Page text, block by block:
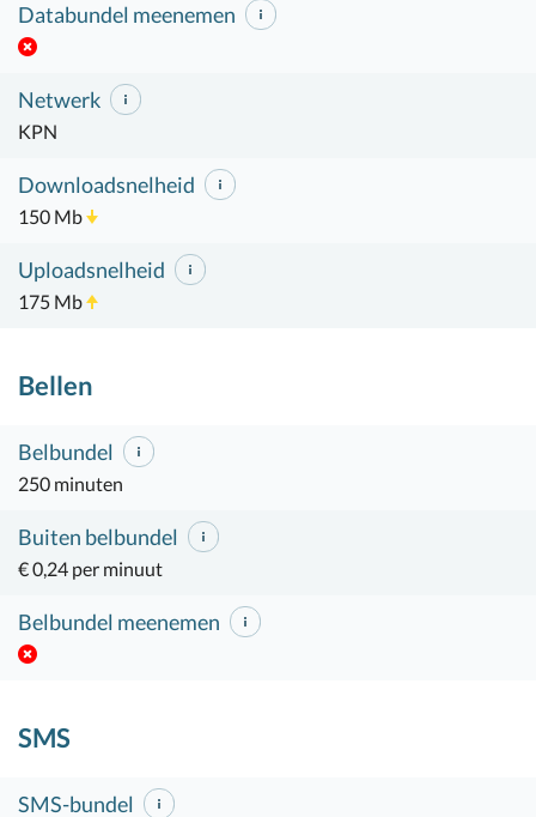
Databundel meenemen
Netwerk
KPN
Downloadsnelheid
150 Mb
Uploadsnelheid
175 Mb
Bellen
Belbundel
250 minuten
Buiten belbundel
€ 0,24 per minuut
Belbundel meenemen
SMS
SMS-bundel